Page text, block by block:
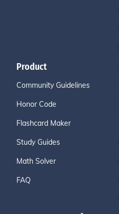
Product
Community Guidelines
Honor Code
Flashcard Maker
Study Guides
Math Solver
FAQ